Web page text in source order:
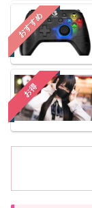
おすすめ
お得